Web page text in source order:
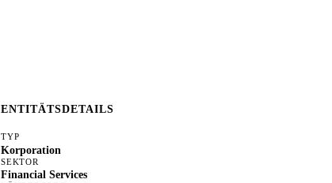
ENTITÄTSDETAILS
TYP
Korporation
SEKTOR
Financial Services